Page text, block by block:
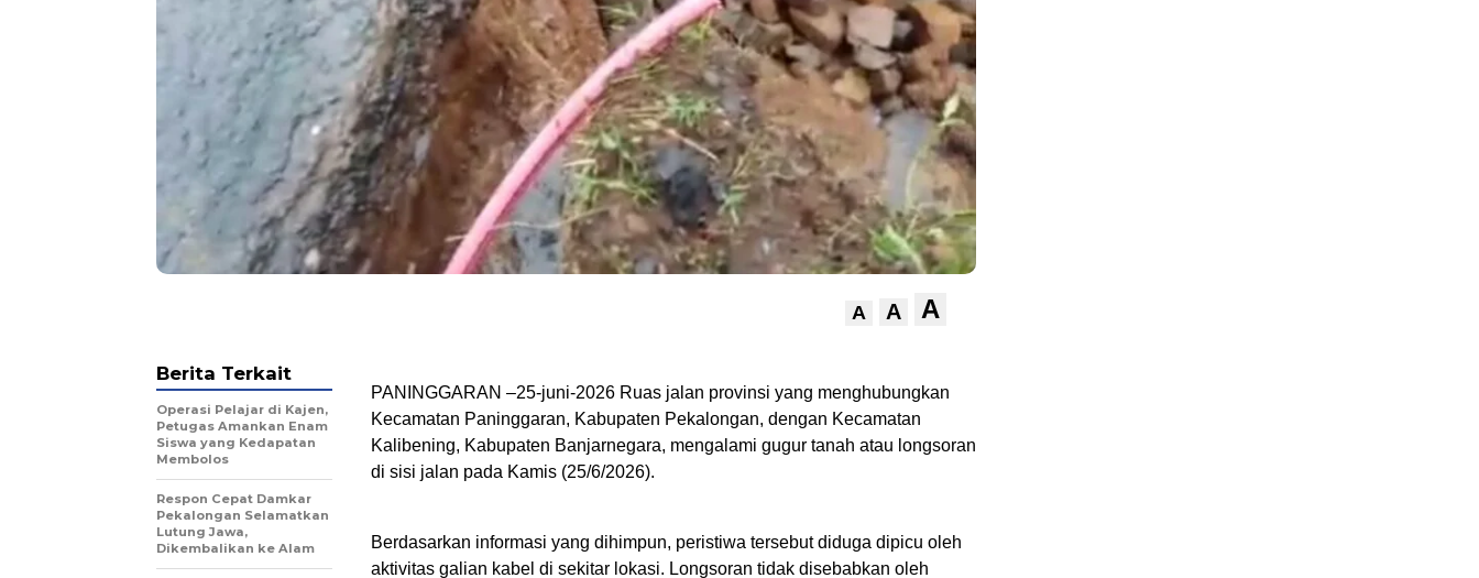
A A A
PANINGGARAN –25-juni-2026 Ruas jalan provinsi yang menghubungkan
Kecamatan Paninggaran, Kabupaten Pekalongan, dengan Kecamatan
Kalibening, Kabupaten Banjarnegara, mengalami gugur tanah atau longsoran
di sisi jalan pada Kamis (25/6/2026).
Berdasarkan informasi yang dihimpun, peristiwa tersebut diduga dipicu oleh
aktivitas galian kabel di sekitar lokasi. Longsoran tidak disebabkan oleh
Berita Terkait
Operasi Pelajar di Kajen,
Petugas Amankan Enam
Siswa yang Kedapatan
Membolos
Respon Cepat Damkar
Pekalongan Selamatkan
Lutung Jawa,
Dikembalikan ke Alam